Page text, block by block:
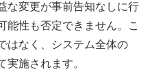
な変更が事前告知なしに行
能性も否定できません。こ
はなく、システム全体の
実施されます。